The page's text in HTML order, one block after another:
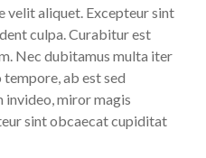
velit aliquet. Excepteur sint
culpa. Curabitur est
Nec dubitamus multa iter
ab est sed
invideo, miror magis
sint obcaecat cupiditat